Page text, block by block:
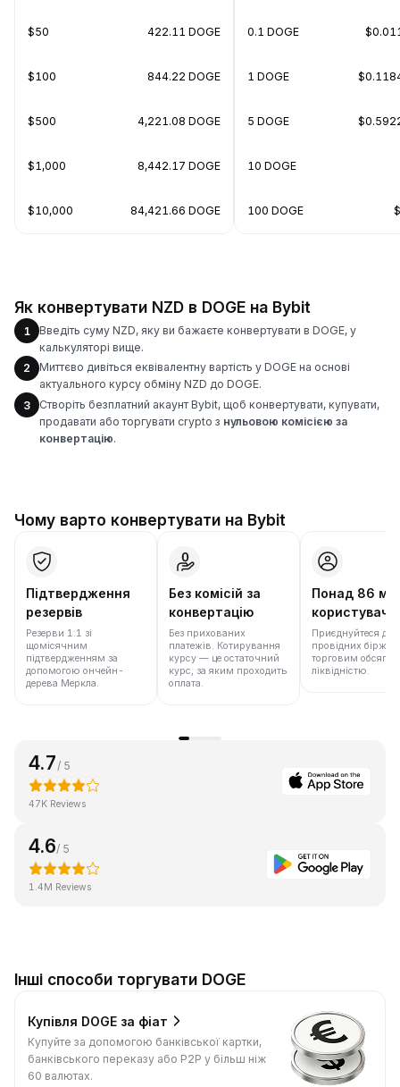
$50 422.11 DOGE
$100 844.22 DOGE
$500 4,221.08 DOGE
$1,000 8,442.17 DOGE
$10,000 84,421.66 DOGE
0.1 DOGE
1 DOGE
5 DOGE
10 DOGE
100 DOGE
Як конвертувати NZD в DOGE на Bybit
1
Введіть суму NZD, яку ви бажаєте конвертувати в DOGE, у
калькуляторі вище.
2
Миттєво дивіться еквівалентну вартість у DOGE на основі
актуального курсу обміну NZD до DOGE.
3
Створіть безплатний акаунт Bybit, щоб конвертувати, купувати,
продавати або торгувати crypto з нульовою комісією за
конвертацію.
Чому варто конвертувати на Bybit
Підтвердження
резервів
Резерви 1:1 зі
щомісячним
підтвердженням за
допомогою ончейн-
дерева Меркла.
Без комісій за
конвертацію
Без прихованих
платежів. Котирування
курсу — це остаточний
курс, за яким проходить
оплата.
Понад 86
користувачів
Приєднуйтеся до
провідних бірж у
торговим обсягом
ліквідністю.
4.7 / 5
47K Reviews
4.6/ 5
1.4M Reviews
Інші способи торгувати DOGE
Купівля DOGE за фіат
Купуйте за допомогою банківської картки,
банківського переказу або P2P у більш ніж
60 валютах.